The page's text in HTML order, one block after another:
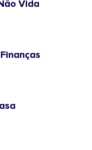
Vida